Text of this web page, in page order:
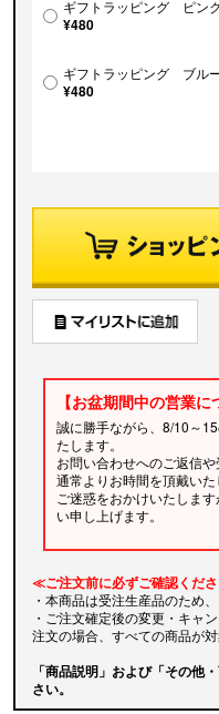
ギフトラッピング ピンク
¥480
ギフトラッピング ブル
¥480
【お盆期間中の営業に
誠に勝手ながら、8/10～
たします。
お問い合わせへのご返信や
通常よりお時間を頂戴いた
ご迷惑をおかけいたしま
い申し上げます。
≪ご注文前に必ずご確認くだ
・本商品は受注生産品のため
・ご注文確定後の変更・キャ
注文の場合、すべての商品が
「商品説明」および「その他
さい。